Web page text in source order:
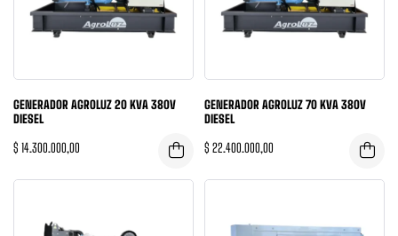
GENERADOR AGROLUZ 20 KVA 380V
DIESEL
$ 14.300.000,00
GENERADOR AGROLUZ 70 KVA 380V
DIESEL
$ 22.400.000,00